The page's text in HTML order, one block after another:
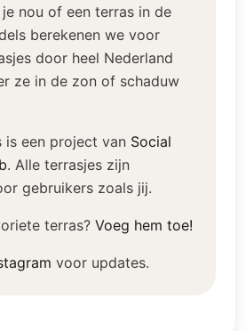
nou of een terras in de
berekenen we voor
door heel Nederland
ze in de zon of schaduw
is een project van Social
. Alle terrasjes zijn
gebruikers zoals jij.
terras? Voeg hem toe!
voor updates.